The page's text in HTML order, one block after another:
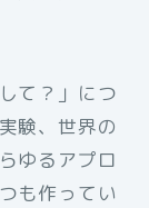
て？」につ
験、世界の
ゆるアプロ
も作ってい